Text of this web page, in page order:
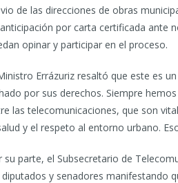
de las direcciones de obras
por carta certificada ante
opinar y participar en el proceso.
Errázuriz resaltó que este es
por sus derechos. Siempre
las telecomunicaciones, que son
y el respeto al entorno urbano.
su parte, el Subsecretario de
y senadores manifestando